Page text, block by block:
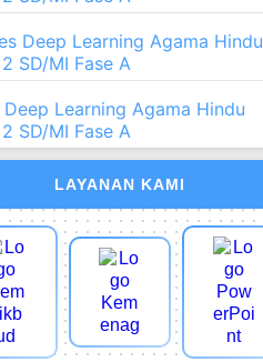
Deep Learning Agama Hindu
SD/MI Fase A
Learning Agama Hindu
SD/MI Fase A
LAYANAN KAMI